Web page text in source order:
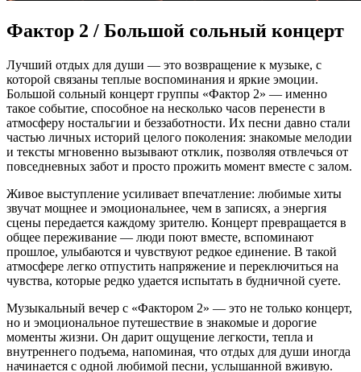
Фактор 2 / Большой сольный концерт
Лучший отдых для души — это возвращение к музыке, с
которой связаны теплые воспоминания и яркие эмоции.
Большой сольный концерт группы «Фактор 2» — именно
такое событие, способное на несколько часов перенести в
атмосферу ностальгии и беззаботности. Их песни давно стали
частью личных историй целого поколения: знакомые мелодии
и тексты мгновенно вызывают отклик, позволяя отвлечься от
повседневных забот и просто прожить момент вместе с залом.
Живое выступление усиливает впечатление: любимые хиты
звучат мощнее и эмоциональнее, чем в записях, а энергия
сцены передается каждому зрителю. Концерт превращается в
общее переживание — люди поют вместе, вспоминают
прошлое, улыбаются и чувствуют редкое единение. В такой
атмосфере легко отпустить напряжение и переключиться на
чувства, которые редко удается испытать в будничной суете.
Музыкальный вечер с «Фактором 2» — это не только концерт,
но и эмоциональное путешествие в знакомые и дорогие
моменты жизни. Он дарит ощущение легкости, тепла и
внутреннего подъема, напоминая, что отдых для души иногда
начинается с одной любимой песни, услышанной вживую.